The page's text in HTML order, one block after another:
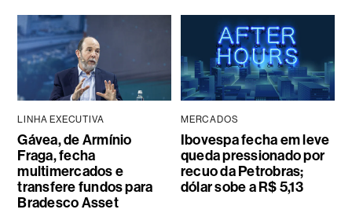
LINHA EXECUTIVA
Gávea, de Armínio
Fraga, fecha
multimercados e
transfere fundos para
Bradesco Asset
MERCADOS
Ibovespa fecha em leve
queda pressionado por
recuo da Petrobras;
dólar sobe a R$ 5,13